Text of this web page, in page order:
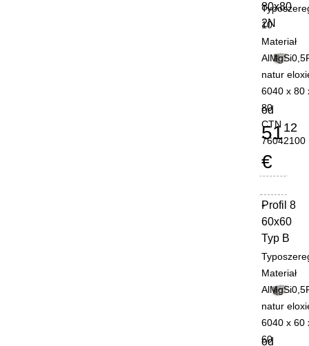
80x80
2N
10
Materiał
natur
6040 x 80
80
CTN
76042100
od
5112
€
Profil 8
60x60
Typ B
-
Materiał
natur
6040 x 60
60
od